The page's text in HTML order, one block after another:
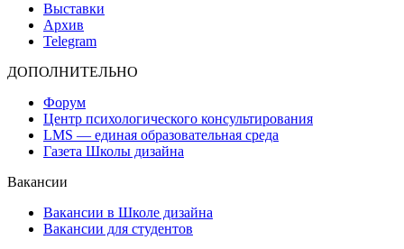
Выставки
Архив
Telegram
ДОПОЛНИТЕЛЬНО
Форум
Центр психологического консультирования
LMS — единая образовательная среда
Газета Школы дизайна
Вакансии
Вакансии в Школе дизайна
Вакансии для студентов